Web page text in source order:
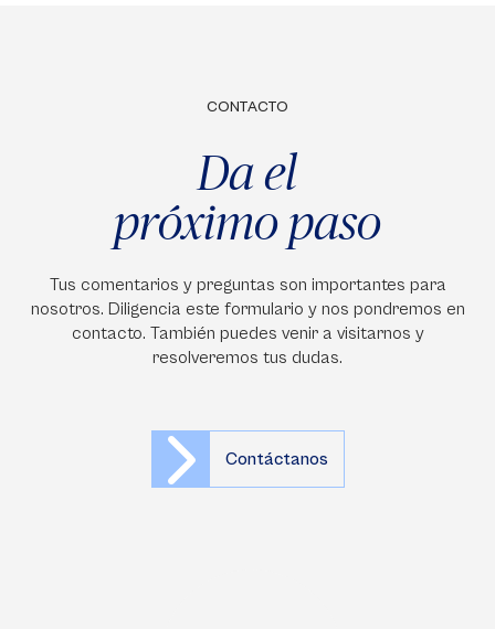
CONTACTO
Da el
próximo paso
Tus comentarios y preguntas son importantes para
nosotros. Diligencia este formulario y nos pondremos en
contacto. También puedes venir a visitarnos y
resolveremos tus dudas.
Contáctanos